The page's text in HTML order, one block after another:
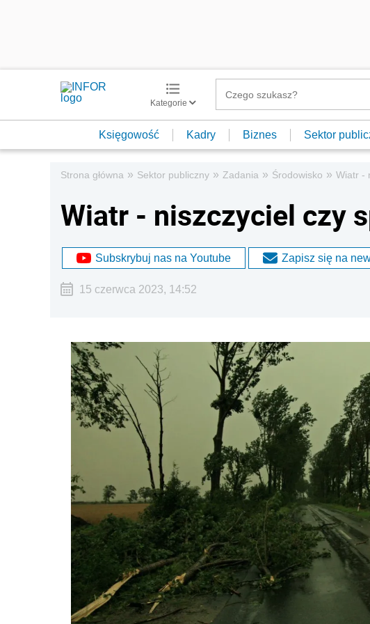
Kategorie
Księgowość Kadry Biznes Sektor
Strona główna » Sektor publiczny » Zadania » Środowisko » Wiatr -
Wiatr - niszczyciel czy
Subskrybuj nas na Youtube Zapisz się na
15 czerwca 2023, 14:52